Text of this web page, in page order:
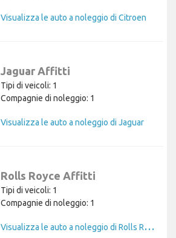
Visualizza le auto a noleggio di Citroen
Jaguar Affitti
Tipi di veicoli: 1
Compagnie di noleggio: 1
Visualizza le auto a noleggio di Jaguar
Rolls Royce Affitti
Tipi di veicoli: 1
Compagnie di noleggio: 1
V
isualizza le auto a noleggio di Rolls Royce